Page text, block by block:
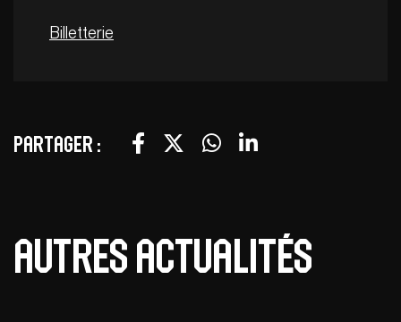
Billetterie
Partager :
Autres actualités